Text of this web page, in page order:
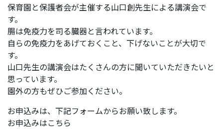
保育園と保護者会が主催する山口創先生による講演会で
す。
腸は免疫力を司る臓器と言われています。
自らの免疫力をあげておくこと、下げないことが大切で
す。
山口先生の講演会はたくさんの方に聞いていただきたいと
思っています。
園外の方もぜひご参加ください。
お申込みは、下記フォームからお願い致します。
お申込みはこちら